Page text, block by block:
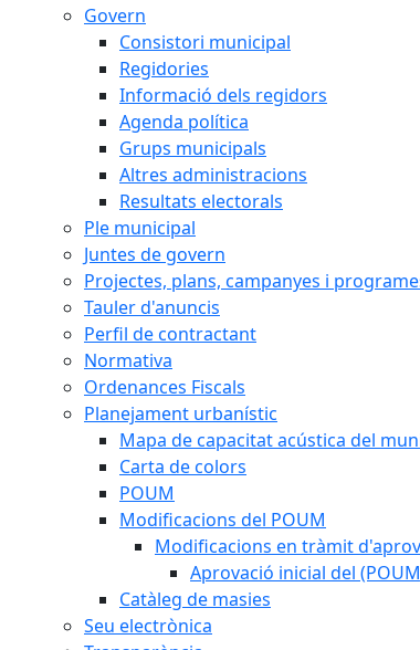
Govern
Consistori municipal
Regidories
Informació dels regidors
Agenda política
Grups municipals
Altres administracions
Resultats electorals
Ple municipal
Juntes de govern
Projectes, plans, campanyes i
Tauler d'anuncis
Perfil de contractant
Normativa
Ordenances Fiscals
Planejament urbanístic
Mapa de capacitat acústica del
Carta de colors
POUM
Modificacions del POUM
Modificacions en tràmit
Aprovació inicial del
Catàleg de masies
Seu electrònica